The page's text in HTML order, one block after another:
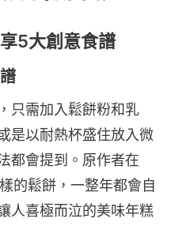
5大創意食譜
只需加入鬆餅粉和乳
是以耐熱杯盛住放入微
都會提到。原作者在
的鬆餅，一整年都會自
人喜極而泣的美味年糕